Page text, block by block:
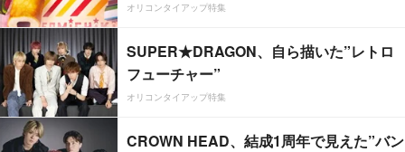
オリコンタイアップ特集
SUPER★DRAGON、自ら描いた”レトロ
フューチャー”
オリコンタイアップ特集
CROWN HEAD、結成1周年で見えた”バン